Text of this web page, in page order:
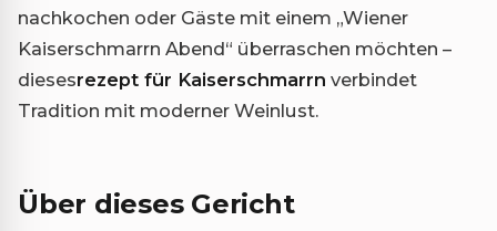
nachkochen oder Gäste mit einem „Wiener
Kaiserschmarrn Abend“ überraschen möchten –
diesesrezept für Kaiserschmarrn verbindet
Tradition mit moderner Weinlust.
Über dieses Gericht